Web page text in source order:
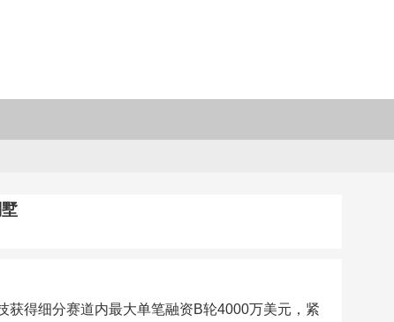
得细分赛道内最大单笔融资B轮4000万美元，紧